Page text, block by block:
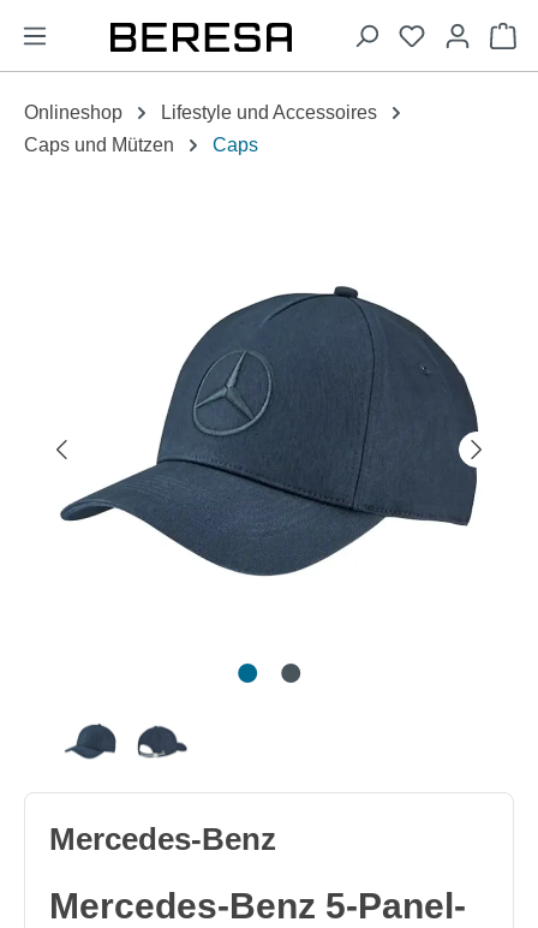
springen
Onlineshop
Lifestyle und Accessoires
Caps und Mützen
Caps
Mercedes-Benz
Mercedes-Benz 5-Panel-